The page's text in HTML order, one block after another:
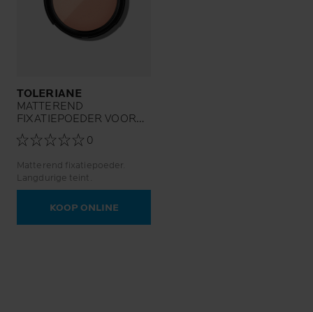
TOLERIANE
MATTEREND
FIXATIEPOEDER VOOR
DE TEINT
0
Matterend fixatiepoeder.
Langdurige teint.
KOOP ONLINE